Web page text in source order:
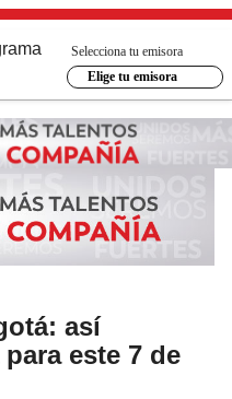
Selecciona tu emisora
Elige tu emisora
así
este 7 de